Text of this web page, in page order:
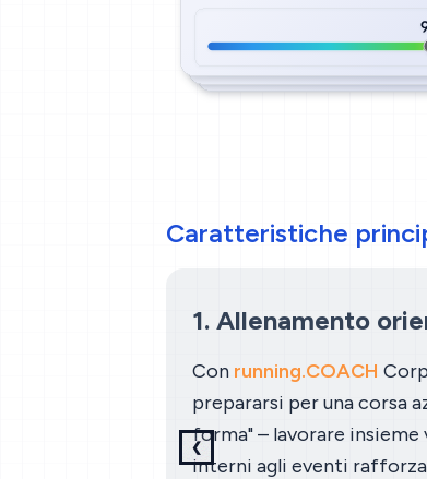
Caratteristiche
Diapositiva precedente
❮
1. Allenamento
Con running.COACH
prepararsi per una corsa
forma" – lavorare
interni agli eventi